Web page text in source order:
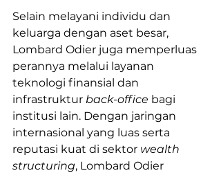
Selain melayani individu dan
keluarga dengan aset besar,
Lombard Odier juga memperluas
perannya melalui layanan
teknologi finansial dan
infrastruktur back-office bagi
institusi lain. Dengan jaringan
internasional yang luas serta
reputasi kuat di sektor wealth
structuring, Lombard Odier